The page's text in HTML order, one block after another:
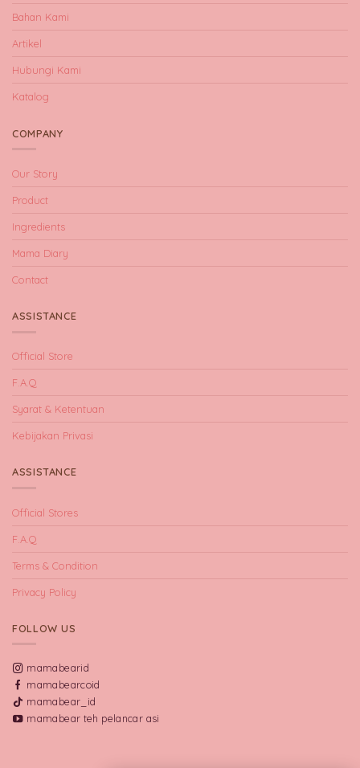
Bahan Kami
Artikel
Hubungi Kami
Katalog
COMPANY
Our Story
Product
Ingredients
Mama Diary
Contact
ASSISTANCE
Official Store
F.A.Q
Syarat & Ketentuan
Kebijakan Privasi
ASSISTANCE
Official Stores
F.A.Q
Terms & Condition
Privacy Policy
FOLLOW US
mamabearid
mamabearcoid
mamabear_id
mamabear teh pelancar asi